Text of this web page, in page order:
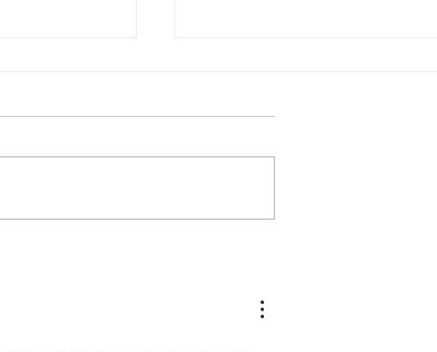
Women’s Lives Long After
Their Title Years Ended